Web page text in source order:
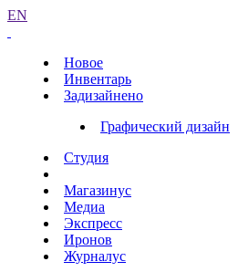
EN
Новое
Инвентарь
Задизайнено
Графический дизайн
Студия
Магазинус
Медиа
Экспресс
Иронов
Журналус